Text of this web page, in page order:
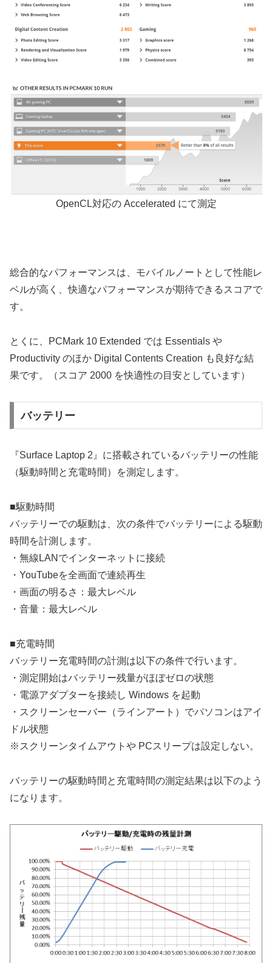
OpenCL対応の Accelerated にて測定
総合的なパフォーマンスは、モバイルノートとして性能レ
ベルが高く、快適なパフォーマンスが期待できるスコアで
す。
とくに、PCMark 10 Extended では Essentials や
Productivity のほか Digital Contents Creation も良好な結
果です。（スコア 2000 を快適性の目安としています）
バッテリー
『Surface Laptop 2』に搭載されているバッテリーの性能
（駆動時間と充電時間）を測定します。
■駆動時間
バッテリーでの駆動は、次の条件でバッテリーによる駆動
時間を計測します。
・無線LANでインターネットに接続
・YouTubeを全画面で連続再生
・画面の明るさ：最大レベル
・音量：最大レベル
■充電時間
バッテリー充電時間の計測は以下の条件で行います。
・測定開始はバッテリー残量がほぼゼロの状態
・電源アダプターを接続し Windows を起動
・スクリーンセーバー（ラインアート）でパソコンはアイ
ドル状態
※スクリーンタイムアウトや PCスリープは設定しない。
バッテリーの駆動時間と充電時間の測定結果は以下のよう
になります。